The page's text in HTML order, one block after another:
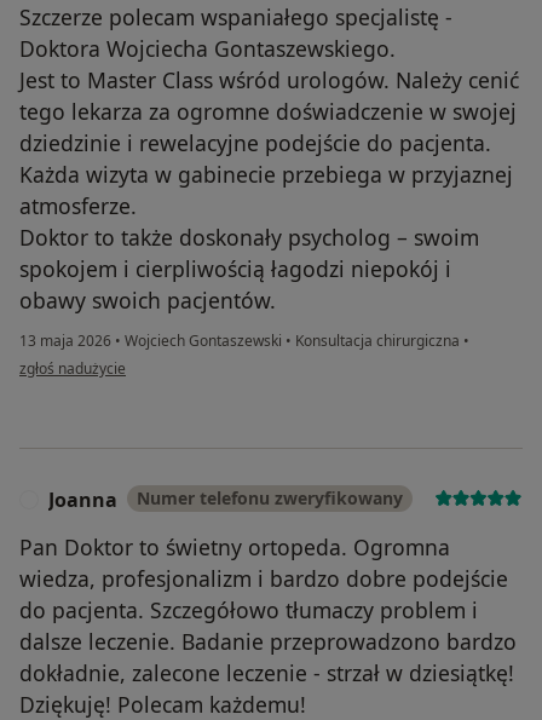
Szczerze polecam wspaniałego specjalistę -
Doktora Wojciecha Gontaszewskiego.
Jest to Master Class wśród urologów. Należy cenić
tego lekarza za ogromne doświadczenie w swojej
dziedzinie i rewelacyjne podejście do pacjenta.
Każda wizyta w gabinecie przebiega w przyjaznej
atmosferze.
Doktor to także doskonały psycholog – swoim
spokojem i cierpliwością łagodzi niepokój i
obawy swoich pacjentów.
13 maja 2026 • Wojciech Gontaszewski • Konsultacja chirurgiczna •
w opinii użytkownika MK
zgłoś nadużycie
Joanna Numer telefonu zweryfikowany
Pan Doktor to świetny ortopeda. Ogromna
wiedza, profesjonalizm i bardzo dobre podejście
do pacjenta. Szczegółowo tłumaczy problem i
dalsze leczenie. Badanie przeprowadzono bardzo
dokładnie, zalecone leczenie - strzał w dziesiątkę!
Dziękuję! Polecam każdemu!